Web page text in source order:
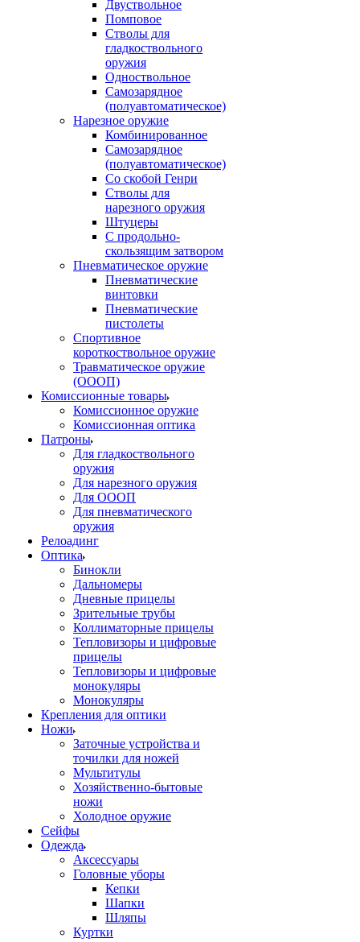
Двуствольное
Помповое
Стволы для
гладкоствольного
оружия
Одноствольное
Самозарядное
(полуавтоматическое)
Нарезное оружие
Комбинированное
Самозарядное
(полуавтоматическое)
Со скобой Генри
Стволы для
нарезного оружия
Штуцеры
С продольно-
скользящим затвором
Пневматическое оружие
Пневматические
винтовки
Пневматические
пистолеты
Спортивное
короткоствольное оружие
Травматическое оружие
(ОООП)
Комиссионные товары
Комиссионное оружие
Комиссионная оптика
Патроны
Для гладкоствольного
оружия
Для нарезного оружия
Для ОООП
Для пневматического
оружия
Релоадинг
Оптика
Бинокли
Дальномеры
Дневные прицелы
Зрительные трубы
Коллиматорные прицелы
Тепловизоры и цифровые
прицелы
Тепловизоры и цифровые
монокуляры
Монокуляры
Крепления для оптики
Ножи
Заточные устройства и
точилки для ножей
Мультитулы
Хозяйственно-бытовые
ножи
Холодное оружие
Сейфы
Одежда
Аксессуары
Головные уборы
Кепки
Шапки
Шляпы
Куртки